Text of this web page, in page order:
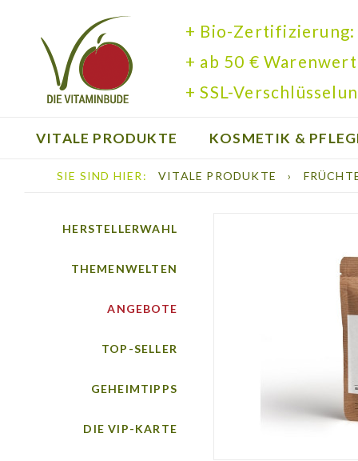
+ Bio-Zertifizierung:
+ ab 50 €
+ SSL-
VITALE PRODUKTE KOSMETIK &
BÜCHER
SIE SIND HIER: VITALE PRODUKTE ›
HERSTELLERWAHL
THEMENWELTEN
ANGEBOTE
TOP-SELLER
GEHEIMTIPPS
DIE VIP-KARTE